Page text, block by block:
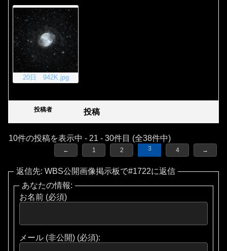
20日 942K.jpg
投稿者 投稿
10件の投稿を表示中 - 21 - 30件目 (全38件中)
← 1 2 3 4 →
返信先: WBS公開画像掲示板で#1722に返信
あなたの情報:
お名前 (必須)
メール (非公開) (必須):